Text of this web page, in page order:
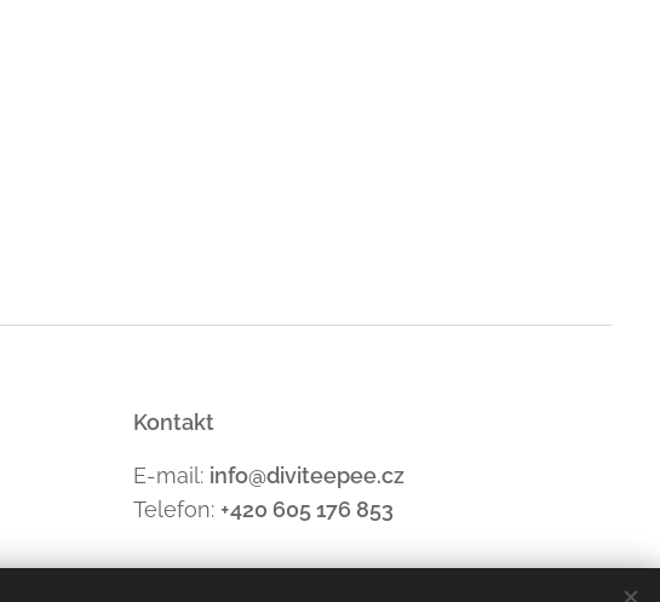
Kontakt
E-mail: info@diviteepee.cz
Telefon: +420 605 176 853